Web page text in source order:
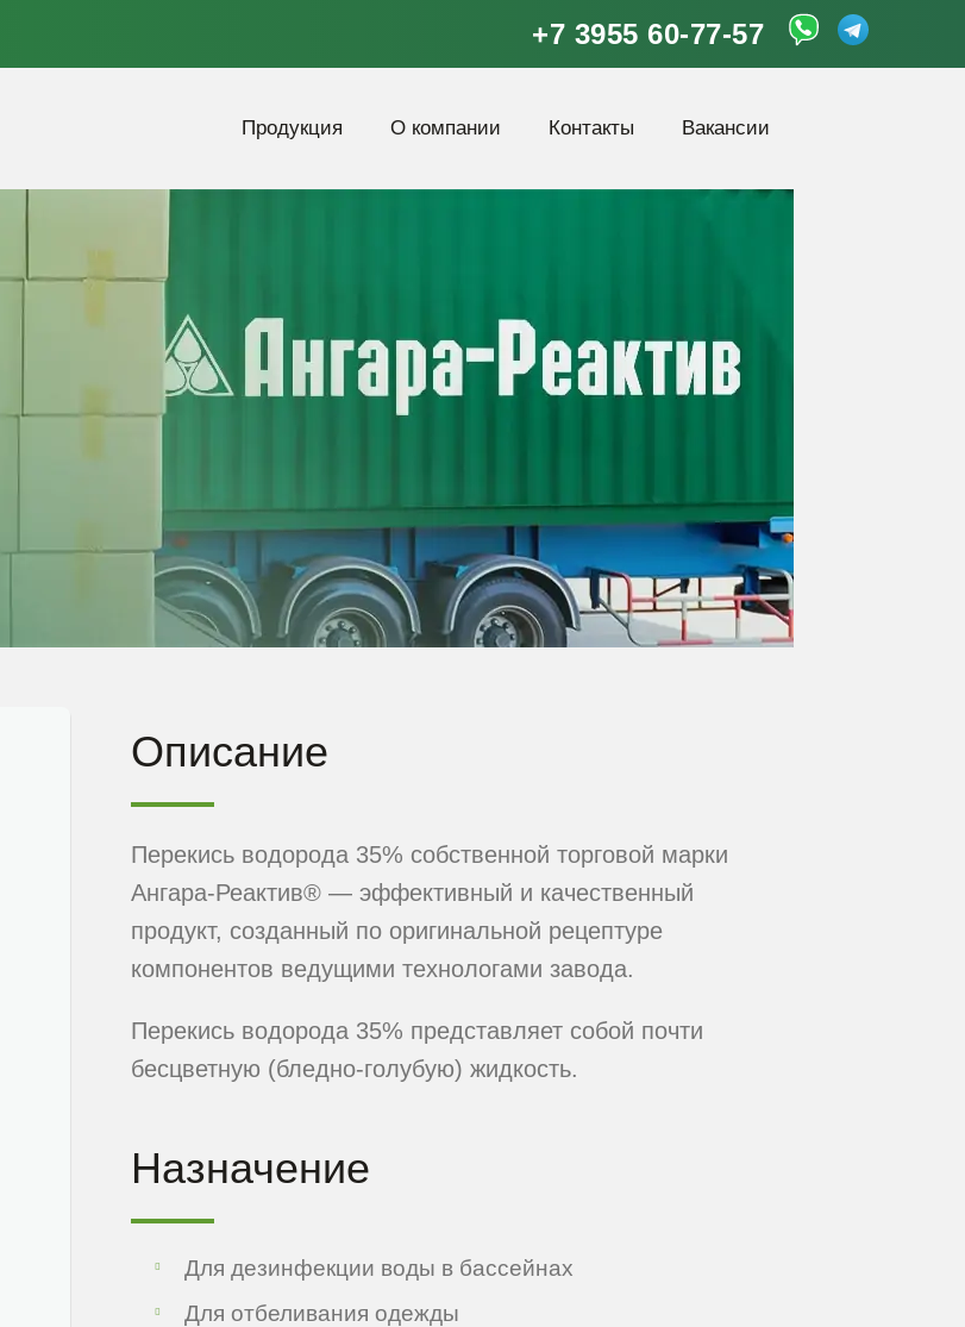
+7 3955 60-77-57
Продукция О компании Контакты Вакансии
Описание
Перекись водорода 35% собственной торговой марки
Ангара-Реактив® — эффективный и качественный
продукт, созданный по оригинальной рецептуре
компонентов ведущими технологами завода.
Перекись водорода 35% представляет собой почти
бесцветную (бледно-голубую) жидкость.
Назначение
Для дезинфекции воды в бассейнах
Для отбеливания одежды